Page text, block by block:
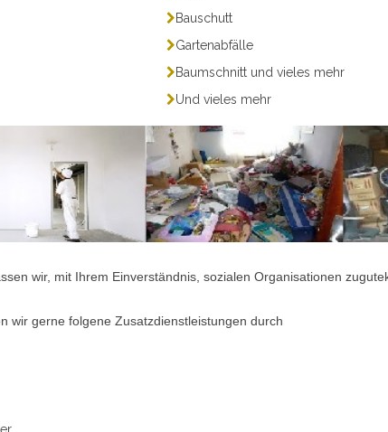
Bauschutt
Gartenabfälle
Baumschnitt und vieles mehr
Und vieles mehr
wir, mit Ihrem Einverständnis, sozialen Organisationen
wir gerne folgene Zusatzdienstleistungen durch